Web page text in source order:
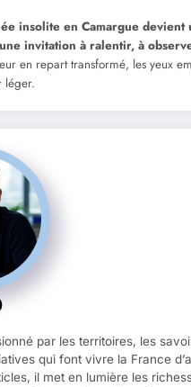
insolite en Camargue devient
invitation à ralentir, à
en repart transformé, les yeux
léger.
par les territoires, les
qui font vivre la France
il met en lumière les